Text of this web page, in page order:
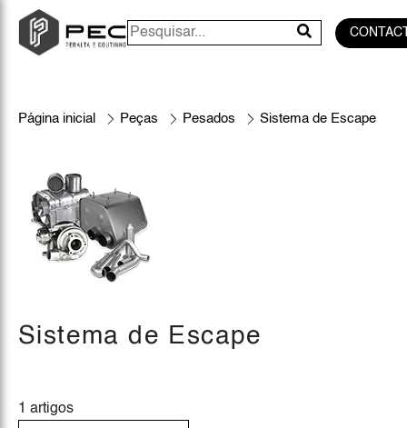
Página inicial Peças Pesados Sistema de Escape
Sistema de Escape
1 artigos